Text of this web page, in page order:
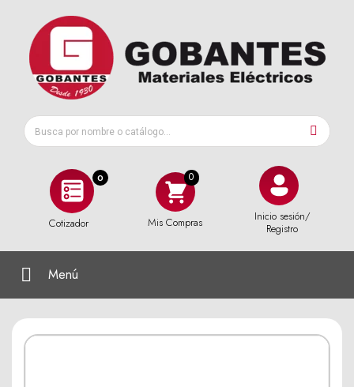
0
Cotizador Mis Compras
Inicio sesión/
Registro
Menú